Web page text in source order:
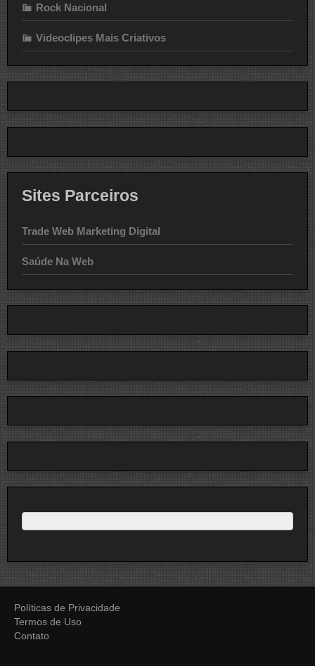
Rock Nacional
Videoclipes Mais Criativos
Sites Parceiros
Trade Web Marketing Digital
Saúde Na Web
Políticas de Privacidade
Termos de Uso
Contato